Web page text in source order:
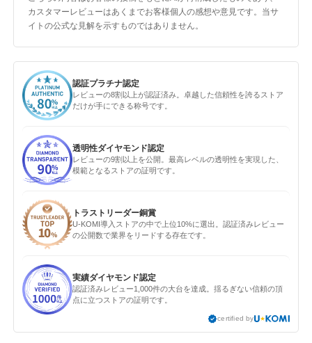
カスタマーレビューはあくまでお客様個人の感想や意見です。当サ
イトの公式な見解を示すものではありません。
認証プラチナ認定
レビューの8割以上が認証済み。卓越した信頼性を誇るストア
だけが手にできる称号です。
透明性ダイヤモンド認定
レビューの9割以上を公開。最高レベルの透明性を実現した、
模範となるストアの証明です。
トラストリーダー銅賞
U-KOMI導入ストアの中で上位10%に選出。認証済みレビュー
の公開数で業界をリードする存在です。
実績ダイヤモンド認定
認証済みレビュー1,000件の大台を達成。揺るぎない信頼の頂
点に立つストアの証明です。
certified by